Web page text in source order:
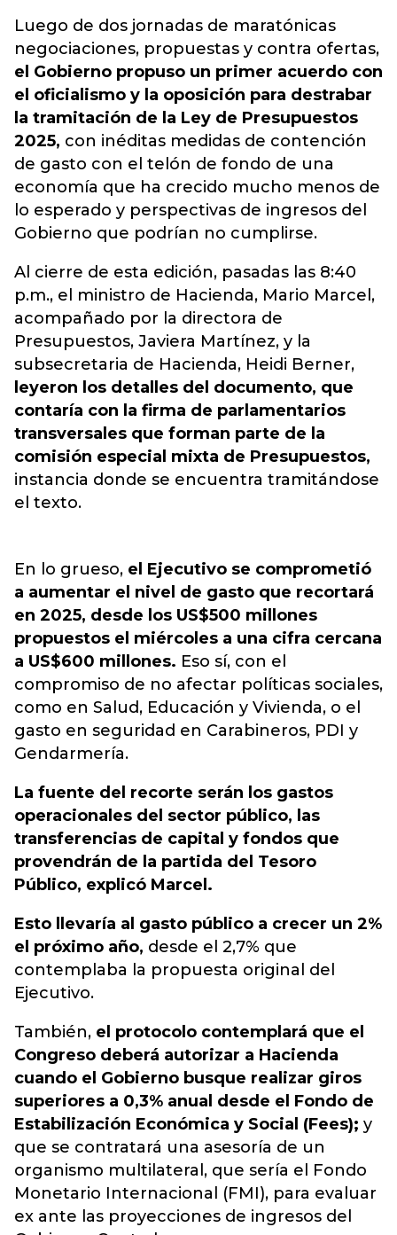
Luego de dos jornadas de maratónicas
negociaciones, propuestas y contra ofertas,
el Gobierno propuso un primer acuerdo con
el oficialismo y la oposición para destrabar
la tramitación de la Ley de Presupuestos
2025, con inéditas medidas de contención
de gasto con el telón de fondo de una
economía que ha crecido mucho menos de
lo esperado y perspectivas de ingresos del
Gobierno que podrían no cumplirse.
Al cierre de esta edición, pasadas las 8:40
p.m., el ministro de Hacienda, Mario Marcel,
acompañado por la directora de
Presupuestos, Javiera Martínez, y la
subsecretaria de Hacienda, Heidi Berner,
leyeron los detalles del documento, que
contaría con la firma de parlamentarios
transversales que forman parte de la
comisión especial mixta de Presupuestos,
instancia donde se encuentra tramitándose
el texto.
En lo grueso, el Ejecutivo se comprometió
a aumentar el nivel de gasto que recortará
en 2025, desde los US$500 millones
propuestos el miércoles a una cifra cercana
a US$600 millones. Eso sí, con el
compromiso de no afectar políticas sociales,
como en Salud, Educación y Vivienda, o el
gasto en seguridad en Carabineros, PDI y
Gendarmería.
La fuente del recorte serán los gastos
operacionales del sector público, las
transferencias de capital y fondos que
provendrán de la partida del Tesoro
Público, explicó Marcel.
Esto llevaría al gasto público a crecer un 2%
el próximo año, desde el 2,7% que
contemplaba la propuesta original del
Ejecutivo.
También, el protocolo contemplará que el
Congreso deberá autorizar a Hacienda
cuando el Gobierno busque realizar giros
superiores a 0,3% anual desde el Fondo de
Estabilización Económica y Social (Fees); y
que se contratará una asesoría de un
organismo multilateral, que sería el Fondo
Monetario Internacional (FMI), para evaluar
ex ante las proyecciones de ingresos del